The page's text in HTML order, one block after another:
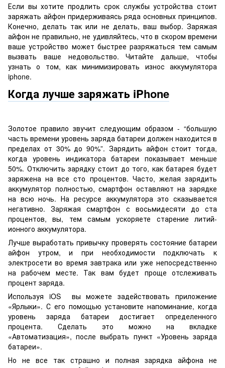
Если вы хотите продлить срок службы устройства стоит
заряжать айфон придерживаясь ряда основных принципов.
Конечно, делать так или не делать, ваш выбор. Заряжая
айфон не правильно, не удивляйтесь, что в скором времени
ваше устройство может быстрее разряжаться тем самым
вызвать ваше недовольство. Читайте дальше, чтобы
узнать о том, как минимизировать износ аккумулятора
iphone.
Когда лучше заряжать iPhone
Золотое правило звучит следующим образом - “большую
часть времени уровень заряда батареи должен находится в
пределах от 30% до 90%”. Зарядить айфон стоит тогда,
когда уровень индикатора батареи показывает меньше
50%. Отключить зарядку стоит до того, как батарея будет
заряжена на все сто процентов. Часто, желая зарядить
аккумулятор полностью, смартфон оставляют на зарядке
на всю ночь. На ресурсе аккумулятора это сказывается
негативно. Заряжая смартфон с восьмидесяти до ста
процентов, вы, тем самым ускоряете старение литий-
ионного аккумулятора.
Лучше выработать привычку проверять состояние батареи
айфон утром, и при необходимости подключать к
электросети во время завтрака или уже непосредственно
на рабочем месте. Так вам будет проще отслеживать
процент заряда.
Используя iOS вы можете задействовать приложение
«Ярлыки». С его помощью установите напоминание, когда
уровень заряда батареи достигает определенного
процента. Сделать это можно на вкладке
«Автоматизация», после выбрать пункт «Уровень заряда
батареи».
Но не все так страшно и полная зарядка айфона не